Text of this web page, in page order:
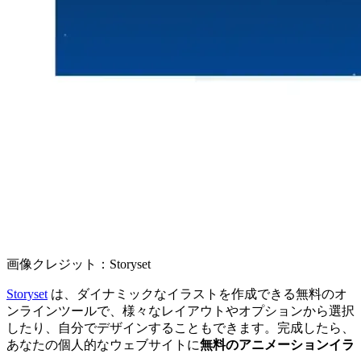
画像クレジット：Storyset
Storyset は、ダイナミックなイラストを作成できる無料のオ
ンラインツールで、様々なレイアウトやオプションから選択
したり、自分でデザインすることもできます。完成したら、
あなたの個人的なウェブサイトに無料のアニメーションイラ